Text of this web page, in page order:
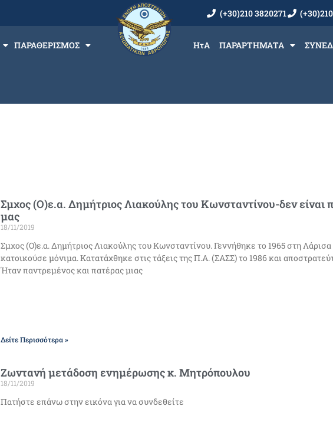
(+30)210 3820271
ΠΑΡΑΘΕΡΙΣΜΟΣ ΗτΑ ΠΑΡΑΡΤΗΜΑΤΑ
Σμχος (Ο)ε.α. Δημήτριος Λιακούλης του Κωνσταντίνου-δεν είναι
μας
18/11/2019
Σμχος (Ο)ε.α. Δημήτριος Λιακούλης του Κωνσταντίνου. Γεννήθηκε το 1965 στη Λάρισα
κατοικούσε μόνιμα. Κατατάχθηκε στις τάξεις της Π.Α. (ΣΑΣΣ) το 1986 και
Ήταν παντρεμένος και πατέρας μιας
Δείτε Περισσότερα »
Ζωντανή μετάδοση ενημέρωσης κ. Μητρόπουλου
18/11/2019
Πατήστε επάνω στην εικόνα για να συνδεθείτε